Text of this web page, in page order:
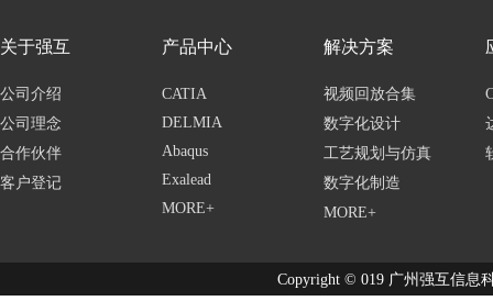
关于强互
公司介绍
公司理念
合作伙伴
客户登记
产品中心
CATIA
DELMIA
Abaqus
Exalead
MORE+
解决方案
视频回放合集
数字化设计
工艺规划与仿真
数字化制造
MORE+
Copyright © 019 广州强互信息